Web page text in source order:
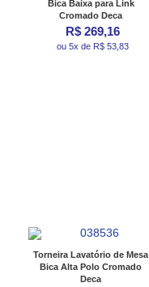
Bica Baixa para Link
Cromado Deca
R$ 269,16
ou 5x de R$ 53,83
Torneira Lavatório de Mesa
Bica Alta Polo Cromado
Deca